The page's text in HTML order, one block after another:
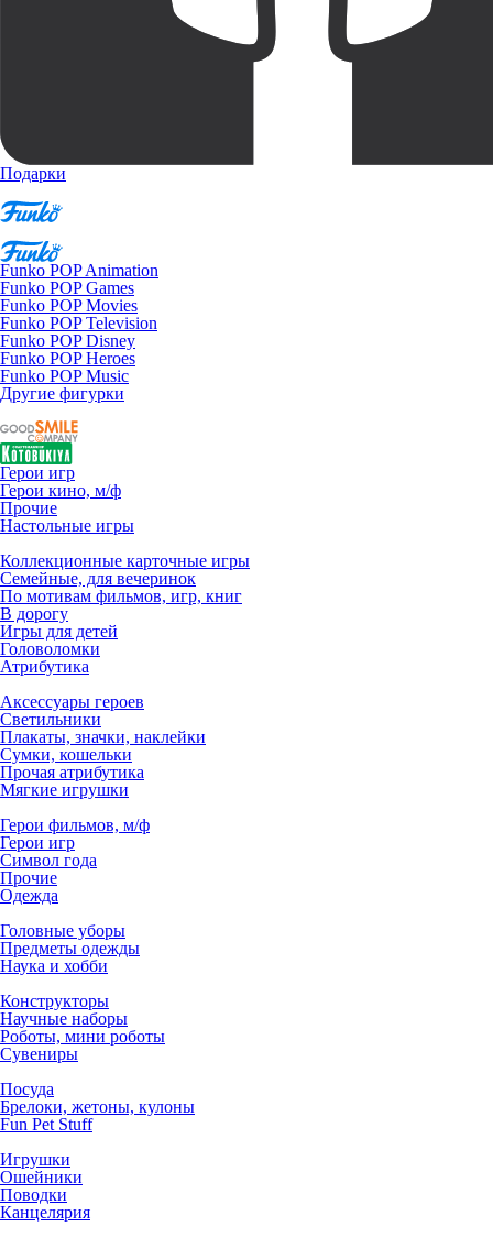
Подарки
Funko POP Animation
Funko POP Games
Funko POP Movies
Funko POP Television
Funko POP Disney
Funko POP Heroes
Funko POP Music
Другие фигурки
Герои игр
Герои кино, м/ф
Прочие
Настольные игры
Коллекционные карточные игры
Семейные, для вечеринок
По мотивам фильмов, игр, книг
В дорогу
Игры для детей
Головоломки
Атрибутика
Аксессуары героев
Светильники
Плакаты, значки, наклейки
Сумки, кошельки
Прочая атрибутика
Мягкие игрушки
Герои фильмов, м/ф
Герои игр
Символ года
Прочие
Одежда
Головные уборы
Предметы одежды
Наука и хобби
Конструкторы
Научные наборы
Роботы, мини роботы
Сувениры
Посуда
Брелоки, жетоны, кулоны
Fun Pet Stuff
Игрушки
Ошейники
Поводки
Канцелярия